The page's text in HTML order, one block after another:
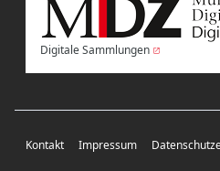
Digitale Sammlungen
Kontakt Impressum